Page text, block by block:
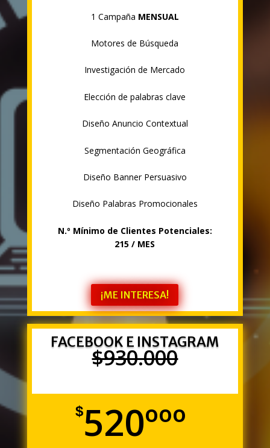
1 Campaña MENSUAL
Motores de Búsqueda
Investigación de Mercado
Elección de palabras clave
Diseño Anuncio Contextual
Segmentación Geográfica
Diseño Banner Persuasivo
Diseño Palabras Promocionales
N.º Mínimo de Clientes Potenciales:
215 / MES
¡ME INTERESA!
FACEBOOK E INSTAGRAM
$930.000
$520ººº